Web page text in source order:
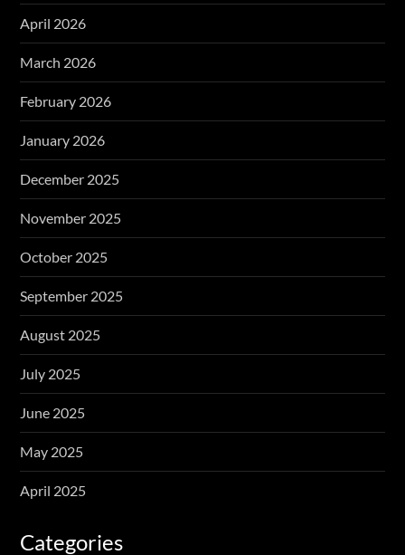
April 2026
March 2026
February 2026
January 2026
December 2025
November 2025
October 2025
September 2025
August 2025
July 2025
June 2025
May 2025
April 2025
Categories